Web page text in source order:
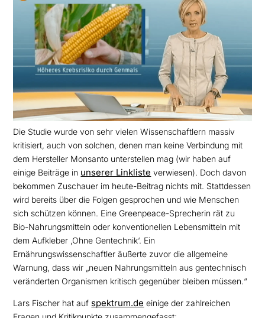
Die Studie wurde von sehr vielen Wissenschaftlern massiv
kritisiert, auch von solchen, denen man keine Verbindung mit
dem Hersteller Monsanto unterstellen mag (wir haben auf
einige Beiträge in unserer Linkliste verwiesen). Doch davon
bekommen Zuschauer im heute-Beitrag nichts mit. Stattdessen
wird bereits über die Folgen gesprochen und wie Menschen
sich schützen können. Eine Greenpeace-Sprecherin rät zu
Bio-Nahrungsmitteln oder konventionellen Lebensmitteln mit
dem Aufkleber ‚Ohne Gentechnik‘. Ein
Ernährungswissenschaftler äußerte zuvor die allgemeine
Warnung,dass wir „neuen Nahrungsmitteln aus gentechnisch
veränderten Organismen kritisch gegenüber bleiben müssen.“
Lars Fischer hat auf spektrum.de einige der zahlreichen